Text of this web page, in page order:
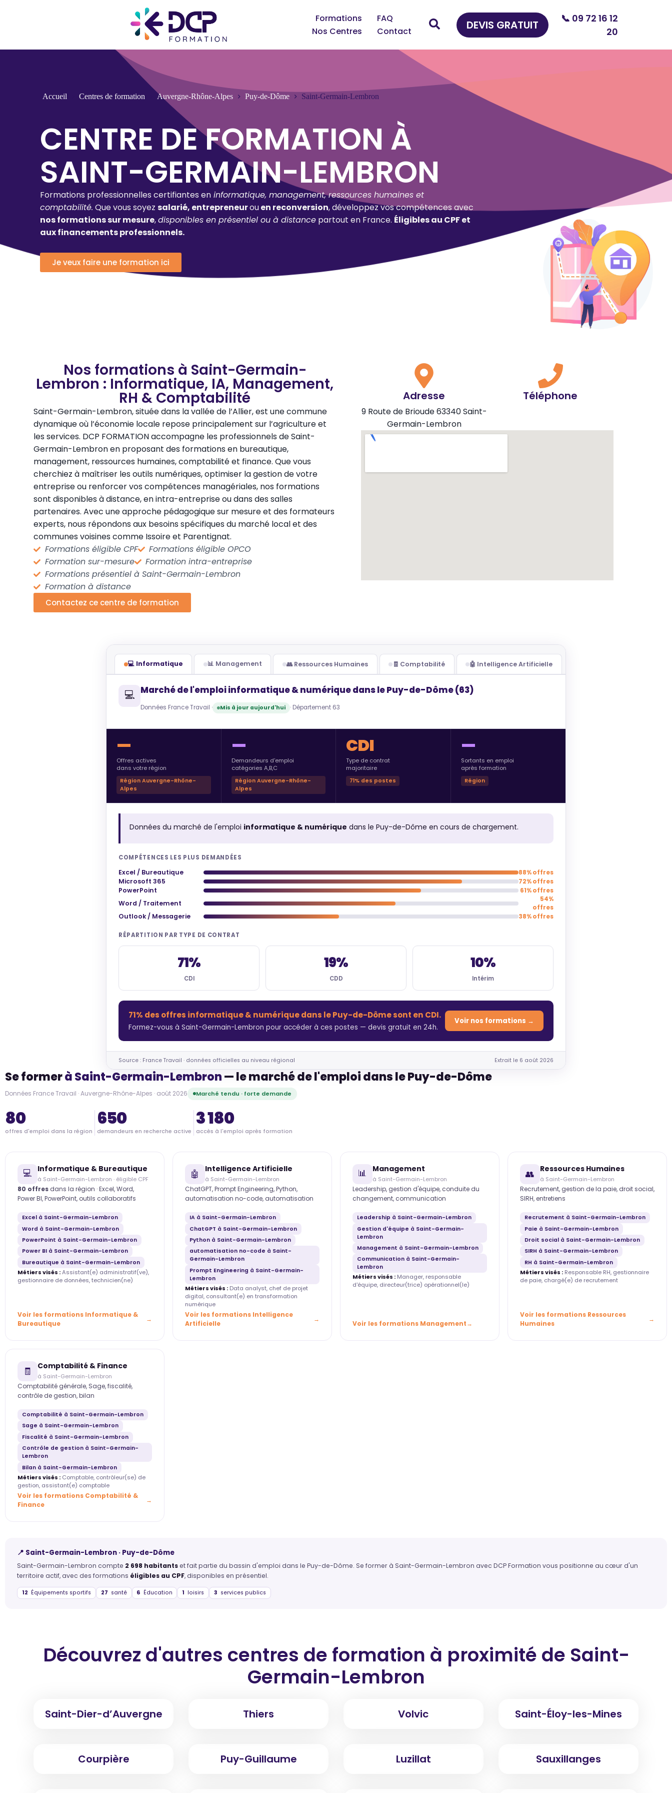
Formations
FAQ
Nos Centres
Contact DEVIS GRATUIT
📞 09 72 16 12
20
Accueil Centres de formation Auvergne-Rhône-Alpes Puy-de-Dôme Saint-Germain-Lembron
CENTRE DE FORMATION À
SAINT-GERMAIN-LEMBRON
Formations professionnelles certifiantes en informatique, management, ressources humaines et
comptabilité. Que vous soyez salarié, entrepreneurouen reconversion, développez vos compétences avec
nos formations sur mesure,disponibles en présentiel ou à distance partout en France. Éligibles au CPF et
aux financements professionnels.
Je veux faire une formation ici
Nos formations à Saint-Germain-
Lembron : Informatique, IA, Management,
RH & Comptabilité
Saint-Germain-Lembron, située dans la vallée de l’Allier, est une commune
dynamique où l’économie locale repose principalement sur l’agriculture et
les services. DCP FORMATION accompagne les professionnels de Saint-
Germain-Lembron en proposant des formations en bureautique,
management, ressources humaines, comptabilité et finance. Que vous
cherchiez à maîtriser les outils numériques, optimiser la gestion de votre
entreprise ou renforcer vos compétences managériales, nos formations
sont disponibles à distance, en intra-entreprise ou dans des salles
partenaires. Avec une approche pédagogique sur mesure et des formateurs
experts, nous répondons aux besoins spécifiques du marché local et des
communes voisines comme Issoire et Parentignat.
Formations éligible CPF
Formations éligible OPCO
Formation sur-mesure
Formation intra-entreprise
Formations présentiel à Saint-Germain-Lembron
Formation à distance
Contactez ce centre de formation
Adresse
9 Route de Brioude 63340 Saint-
Germain-Lembron
Téléphone
💻 Informatique 📊 Management 👥 Ressources Humaines 🧾 Comptabilité 🤖 Intelligence Artificielle
💻 Marché de l'emploi informatique & numérique dans le Puy-de-Dôme (63)
Données France Travail · Mis à jour aujourd'hui · Département 63
—
Offres actives
dans votre région
Région Auvergne-Rhône-
Alpes
—
Demandeurs d'emploi
catégories A,B,C
Région Auvergne-Rhône-
Alpes
CDI
Type de contrat
majoritaire
71% des postes
—
Sortants en emploi
après formation
Région
Données du marché de l'emploi informatique & numérique dans le Puy-de-Dôme en cours de chargement.
COMPÉTENCES LES PLUS DEMANDÉES
Excel / Bureautique 88% offres
Microsoft 365 72% offres
PowerPoint 61% offres
Word / Traitement
54%
offres
Outlook / Messagerie 38% offres
RÉPARTITION PAR TYPE DE CONTRAT
71%
CDI
19%
CDD
10%
Intérim
71% des offres informatique & numérique dans le Puy-de-Dôme sont en CDI.
Formez-vous à Saint-Germain-Lembron pour accéder à ces postes — devis gratuit en 24h.
Voir nos formations →
Source : France Travail · données officielles au niveau régional Extrait le 6 août 2026
Se formerà Saint-Germain-Lembron— le marché de l'emploi dans le Puy-de-Dôme
Données France Travail · Auvergne-Rhône-Alpes · août 2026 Marché tendu · forte demande
80
offres d'emploi dans la région
650
demandeurs en recherche active
3 180
accès à l'emploi après formation
💻 Informatique & Bureautique
à Saint-Germain-Lembron · éligible CPF
80 offres dans la région · Excel, Word,
Power BI, PowerPoint, outils collaboratifs
Excel à Saint-Germain-Lembron
Word à Saint-Germain-Lembron
PowerPoint à Saint-Germain-Lembron
Power BI à Saint-Germain-Lembron
Bureautique à Saint-Germain-Lembron
Métiers visés :Assistant(e) administratif(ve),
gestionnaire de données, technicien(ne)
Voir les formations Informatique &
Bureautique
🤖 Intelligence Artificielle
à Saint-Germain-Lembron
ChatGPT, Prompt Engineering, Python,
automatisation no-code, automatisation
IA à Saint-Germain-Lembron
ChatGPT à Saint-Germain-Lembron
Python à Saint-Germain-Lembron
automatisation no-code à Saint-
Germain-Lembron
Prompt Engineering à Saint-Germain-
Lembron
Métiers visés : Data analyst, chef de projet
digital, consultant(e) en transformation
numérique
Voir les formations Intelligence
Artificielle
📊 Management
à Saint-Germain-Lembron
Leadership, gestion d'équipe, conduite du
changement, communication
Leadership à Saint-Germain-Lembron
Gestion d'équipe à Saint-Germain-
Lembron
Management à Saint-Germain-Lembron
Communication à Saint-Germain-
Lembron
Métiers visés : Manager, responsable
d'équipe, directeur(trice) opérationnel(le)
Voir les formations Management
👥 Ressources Humaines
à Saint-Germain-Lembron
Recrutement, gestion de la paie, droit social,
SIRH, entretiens
Recrutement à Saint-Germain-Lembron
Paie à Saint-Germain-Lembron
Droit social à Saint-Germain-Lembron
SIRH à Saint-Germain-Lembron
RH à Saint-Germain-Lembron
Métiers visés : Responsable RH, gestionnaire
de paie, chargé(e) de recrutement
Voir les formations Ressources
Humaines
🧾 Comptabilité & Finance
à Saint-Germain-Lembron
Comptabilité générale, Sage, fiscalité,
contrôle de gestion, bilan
Comptabilité à Saint-Germain-Lembron
Sage à Saint-Germain-Lembron
Fiscalité à Saint-Germain-Lembron
Contrôle de gestion à Saint-Germain-
Lembron
Bilan à Saint-Germain-Lembron
Métiers visés : Comptable, contrôleur(se) de
gestion, assistant(e) comptable
Voir les formations Comptabilité &
Finance
📍 Saint-Germain-Lembron · Puy-de-Dôme
Saint-Germain-Lembron compte 2 698 habitantset fait partie du bassin d'emploi dans le Puy-de-Dôme. Se former à Saint-Germain-Lembron avec DCP Formation vous positionne au cœur d'un
territoire actif, avec des formations éligibles au CPF, disponibles en présentiel.
12 Équipements sportifs 27 santé 6 Éducation 1 loisirs 3 services publics
Découvrez d'autres centres de formation à proximité de Saint-
Germain-Lembron
Saint-Dier-d’Auvergne Thiers Volvic Saint-Éloy-les-Mines
Courpière Puy-Guillaume Luzillat Sauxillanges